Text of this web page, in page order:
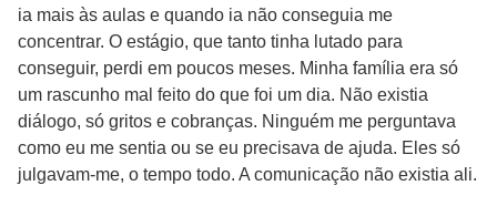
ia mais às aulas e quando ia não conseguia me
concentrar. O estágio, que tanto tinha lutado para
conseguir, perdi em poucos meses. Minha família era só
um rascunho mal feito do que foi um dia. Não existia
diálogo, só gritos e cobranças. Ninguém me perguntava
como eu me sentia ou se eu precisava de ajuda. Eles só
julgavam-me, o tempo todo. A comunicação não existia ali.